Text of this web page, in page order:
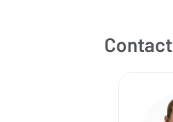
Contact